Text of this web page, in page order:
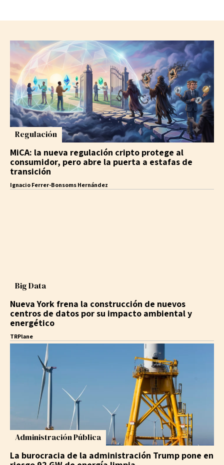
Regulación
MiCA: la nueva regulación cripto protege al
consumidor, pero abre la puerta a estafas de
transición
Ignacio Ferrer-Bonsoms Hernández
Big Data
Nueva York frena la construcción de nuevos
centros de datos por su impacto ambiental y
energético
TRPlane
Administración Pública
La burocracia de la administración Trump pone en